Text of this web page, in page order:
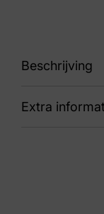
Beschrijving
86 Line
Extra